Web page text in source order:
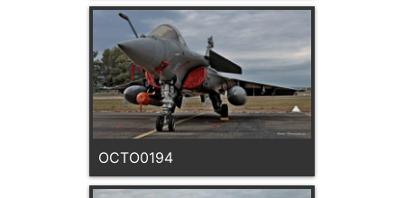
OCTO0194